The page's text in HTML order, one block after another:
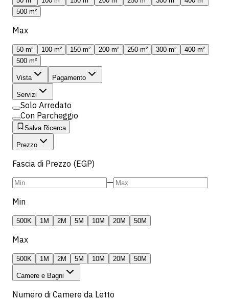
500 m²
Max
50 m² 100 m² 150 m² 200 m² 250 m² 300 m²
400 m²
500 m²
Vista Pagamento
Servizi
Solo Arredato
Con Parcheggio
Salva Ricerca
Prezzo
Fascia di Prezzo (EGP)
—
Min
500K 1M 2M 5M 10M 20M 50M
Max
500K 1M 2M 5M 10M 20M 50M
Camere e Bagni
Numero di Camere da Letto